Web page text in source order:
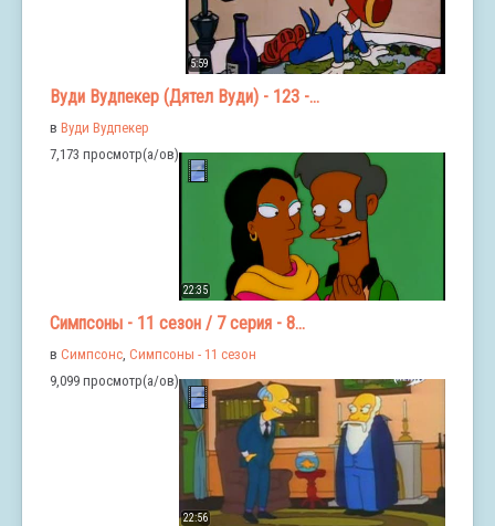
5:59
Вуди Вудпекер (Дятел Вуди) - 123 -...
в Вуди Вудпекер
7,173 просмотр(а/ов)
22:35
Симпсоны - 11 сезон / 7 серия - 8...
в Симпсонс, Симпсоны - 11 сезон
9,099 просмотр(а/ов)
22:56